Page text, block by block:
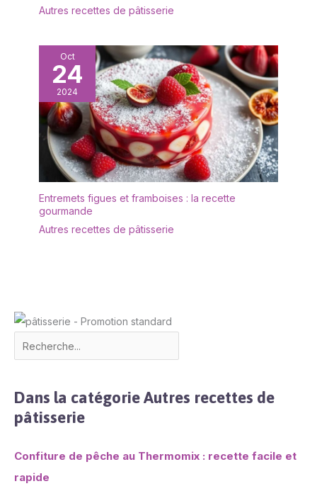
Autres recettes de pâtisserie
Oct
24
2024
Entremets figues et framboises : la recette
gourmande
Autres recettes de pâtisserie
Dans la catégorie Autres recettes de
pâtisserie
Confiture de pêche au Thermomix : recette facile et
rapide